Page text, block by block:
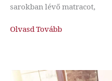
sarokban lévő matracot,
Farkasok
Olvasd Tovább